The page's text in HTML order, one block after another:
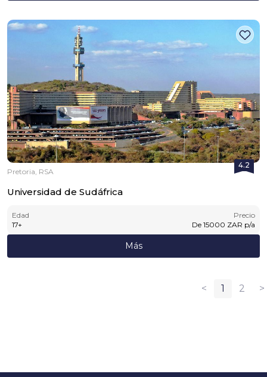
4.2
Pretoria, RSA
Universidad de Sudáfrica
Edad
17+
Precio
De 15000 ZAR p/a
Más
< 1 2 >